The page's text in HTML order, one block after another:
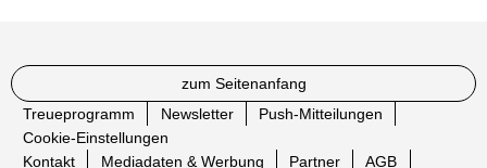
zum Seitenanfang
Treueprogramm
Newsletter
Push-Mitteilungen
Cookie-Einstellungen
Kontakt
Mediadaten & Werbung Partner AGB